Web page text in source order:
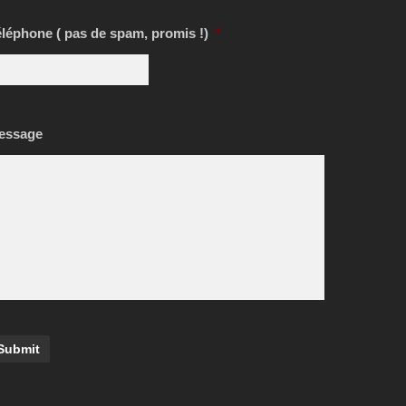
( pas de spam, promis !) *